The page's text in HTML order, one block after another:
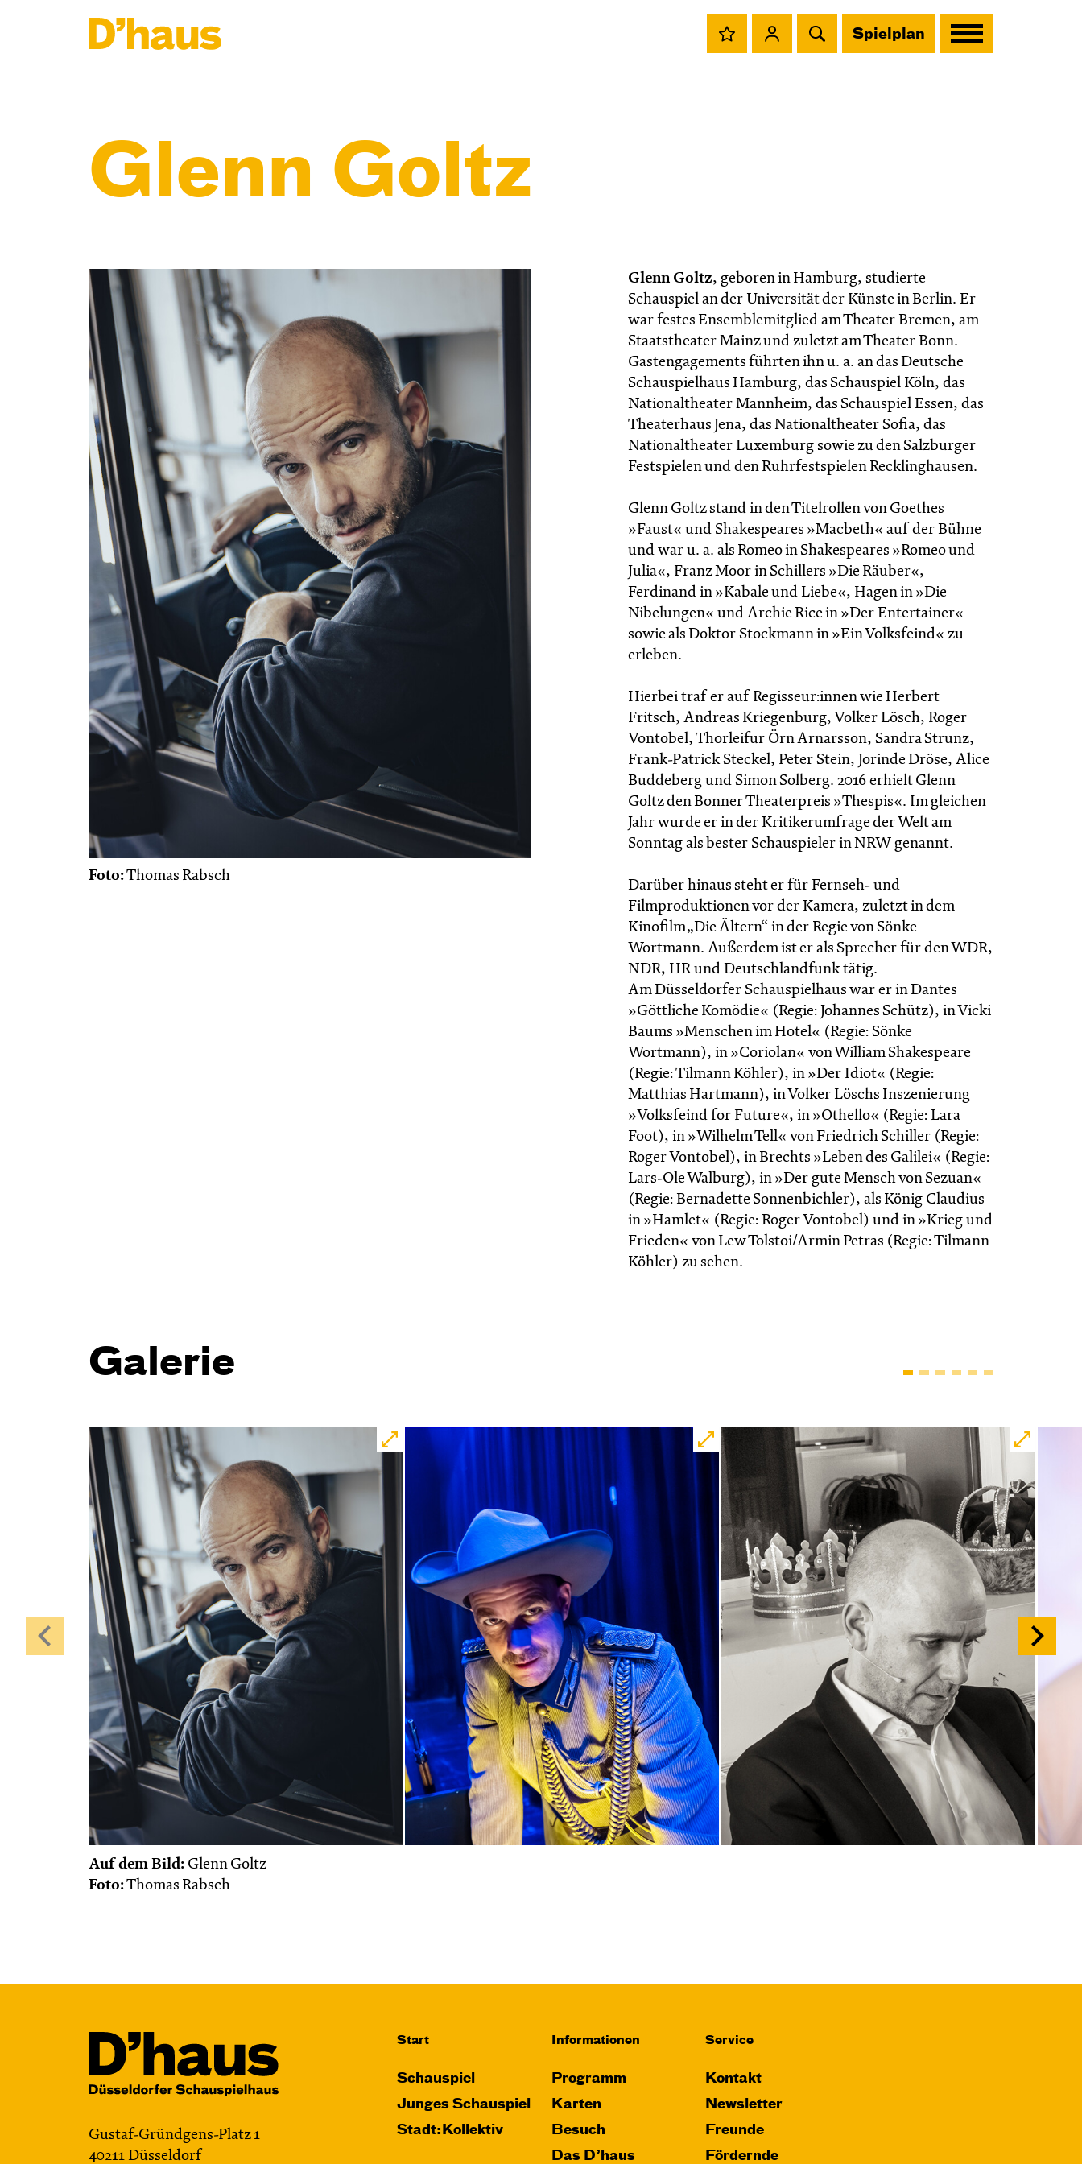
Spielplan
Glenn Goltz
Foto:Thomas Rabsch
Glenn Goltz, geboren in Hamburg, studierte
Schauspiel an der Universität der Künste in Berlin. Er
war festes Ensemblemitglied am Theater Bremen, am
Staatstheater Mainz und zuletzt am Theater Bonn.
Gastengagements führten ihn u. a. an das Deutsche
Schauspielhaus Hamburg, das Schauspiel Köln, das
Nationaltheater Mannheim, das Schauspiel Essen, das
Theaterhaus Jena, das Nationaltheater Sofia, das
Nationaltheater Luxemburg sowie zu den Salzburger
Festspielen und den Ruhrfestspielen Recklinghausen.
Glenn Goltz stand in den Titelrollen von Goethes
»Faust« und Shakespeares »Macbeth« auf der Bühne
und war u. a. als Romeo in Shakespeares »Romeo und
Julia«, Franz Moor in Schillers »Die Räuber«,
Ferdinand in »Kabale und Liebe«, Hagen in »Die
Nibelungen« und Archie Rice in »Der Entertainer«
sowie als Doktor Stockmann in »Ein Volksfeind« zu
erleben.
Hierbei traf er auf Regisseur:innen wie Herbert
Fritsch, Andreas Kriegenburg, Volker Lösch, Roger
Vontobel, Thorleifur Örn Arnarsson, Sandra Strunz,
Frank-Patrick Steckel, Peter Stein, Jorinde Dröse, Alice
Buddeberg und Simon Solberg. 2016 erhielt Glenn
Goltz den Bonner Theaterpreis »Thespis«. Im gleichen
Jahr wurde er in der Kritikerumfrage der Welt am
Sonntag als bester Schauspieler in NRW genannt.
Darüber hinaus steht er für Fernseh- und
Filmproduktionen vor der Kamera, zuletzt in dem
Kinofilm „Die Ältern“ in der Regie von Sönke
Wortmann. Außerdem ist er als Sprecher für den WDR,
NDR, HR und Deutschlandfunk tätig.
Am Düsseldorfer Schauspielhaus war er in Dantes
»Göttliche Komödie« (Regie: Johannes Schütz), in Vicki
Baums »Menschen im Hotel« (Regie: Sönke
Wortmann), in »Coriolan« von William Shakespeare
(Regie: Tilmann Köhler), in »Der Idiot« (Regie:
Matthias Hartmann), in Volker Löschs Inszenierung
»Volksfeind for Future«, in »Othello« (Regie: Lara
Foot), in »Wilhelm Tell« von Friedrich Schiller (Regie:
Roger Vontobel), in Brechts »Leben des Galilei« (Regie:
Lars-Ole Walburg), in »Der gute Mensch von Sezuan«
(Regie: Bernadette Sonnenbichler), als König Claudius
in »Hamlet« (Regie: Roger Vontobel) und in »Krieg und
Frieden« von Lew Tolstoi/Armin Petras (Regie: Tilmann
Köhler) zu sehen.
Galerie
Auf dem Bild: Glenn Goltz
Foto:Thomas Rabsch
Gustaf-Gründgens-Platz 1
40211 Düsseldorf
Start
Schauspiel
Junges Schauspiel
Stadt:Kollektiv
Informationen
Programm
Karten
Besuch
Das D’haus
Service
Kontakt
Newsletter
Freunde
Fördernde